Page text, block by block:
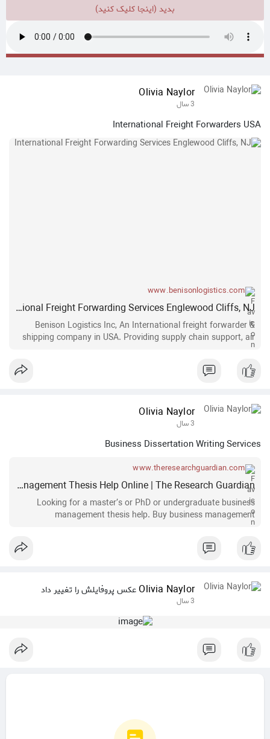
بدید (اینجا کلیک کنید)
Olivia Naylor
3 سال
International Freight Forwarders USA
www.benisonlogistics.com
International Freight Forwarding Services Englewood Cliffs, NJ
Benison Logistics Inc, An International freight forwarder &
shipping company in USA. Providing supply chain support, air
freight, ocean transportation and more.
Olivia Naylor
3 سال
Business Dissertation Writing Services
www.theresearchguardian.com
PhDs Business Management Thesis Help Online | The Research Guardian
Looking for a master’s or PhD or undergraduate business
management thesis help. Buy business management
dissertation writing service with 0% plagiarism.
Olivia Naylor عکس پروفایلش را تغییر داد
3 سال